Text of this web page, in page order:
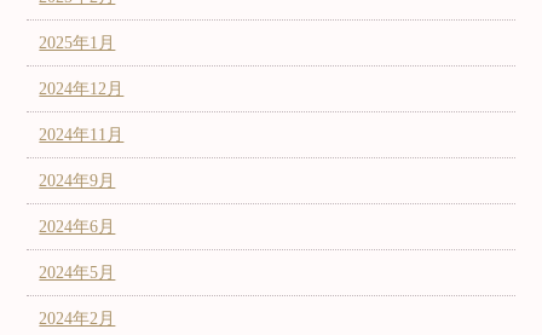
2025年1月
2024年12月
2024年11月
2024年9月
2024年6月
2024年5月
2024年2月